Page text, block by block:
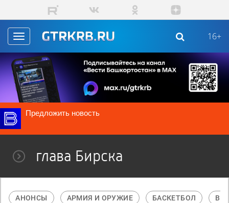
Перейти к основному содержанию
Toggle
navigation
16+
Предложить новость
глава Бирска
АНОНСЫ АРМИЯ И ОРУЖИЕ БАСКЕТБОЛ В